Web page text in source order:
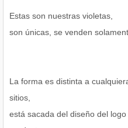
Estas son nuestras violetas,
son únicas, se venden
La forma es distinta a
sitios,
está sacada del diseño del